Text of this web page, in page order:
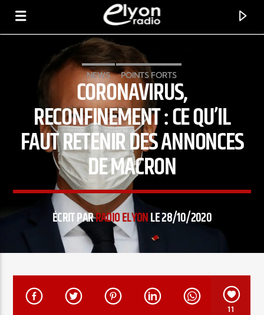
RADIO ELYON
POSITIVE ET ENCOURAGEANTE !
TITRE
ARTISTE
NEWS POINTS FORTS
CORONAVIRUS,
RECONFINEMENT : CE QU’IL
FAUT RETENIR DES ANNONCES
DE MACRON
ÉCRIT PARRADIO ELYONLE 28/10/2020
11